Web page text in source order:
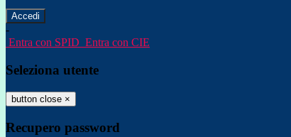
-
Entra con SPID Entra con CIE
Seleziona utente
button close ×
Recupero password